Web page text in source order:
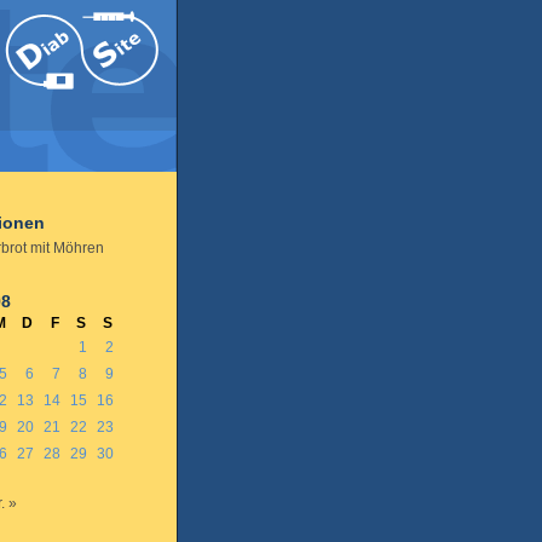
mit Möhren
D F S
S
1
2
5 6 7 8
9
13 14 15
16
20 21 22
23
27 28 29
30
»